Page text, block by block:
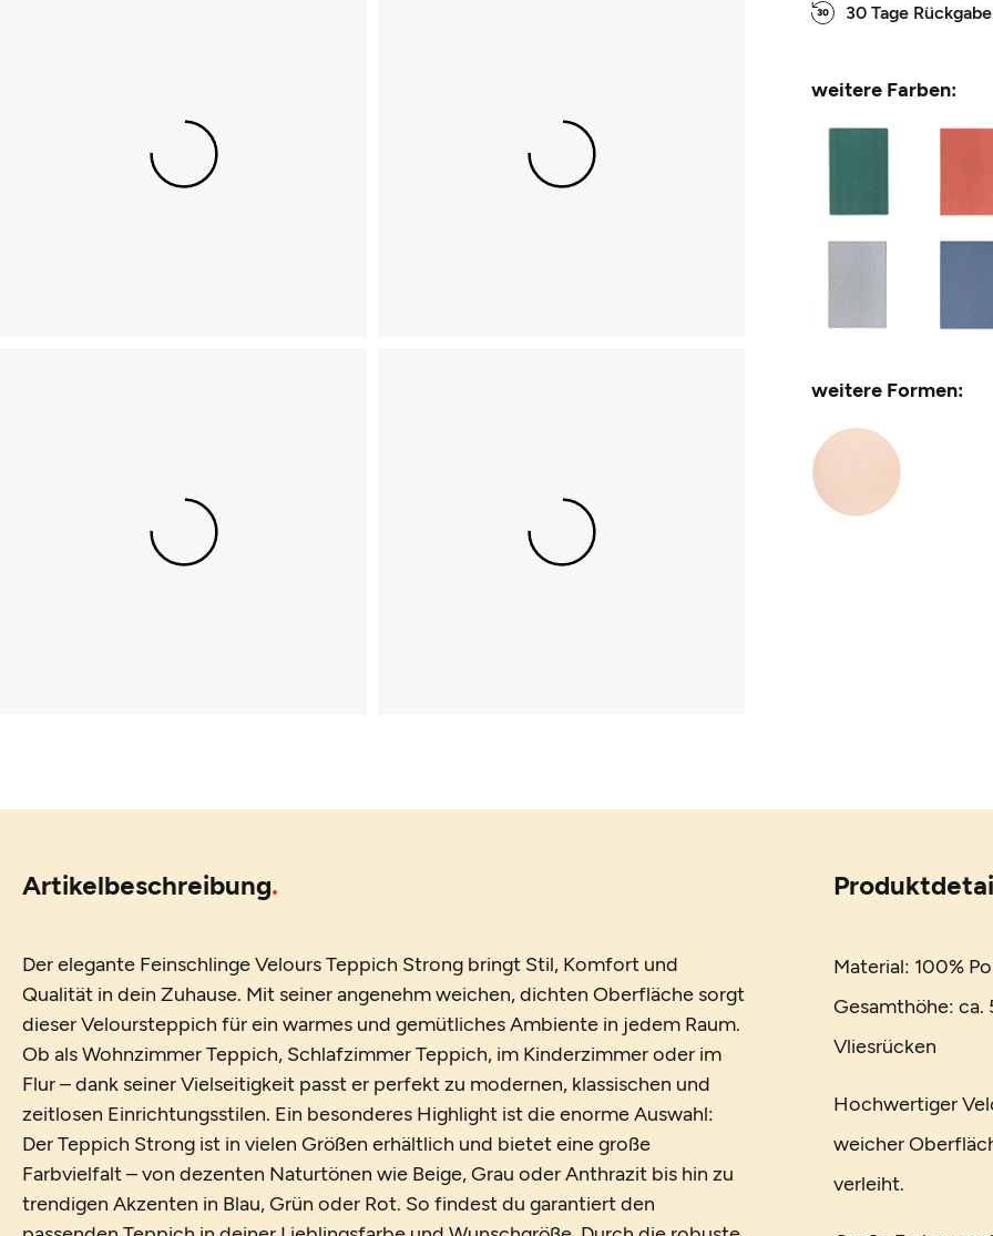
30 Tage
weitere Farben:
weitere Formen:
Artikelbeschreibung
Der elegante Feinschlinge Velours Teppich Strong bringt Stil, Komfort und
Qualität in dein Zuhause. Mit seiner angenehm weichen, dichten Oberfläche sorgt
dieser Veloursteppich für ein warmes und gemütliches Ambiente in jedem Raum.
Ob als Wohnzimmer Teppich, Schlafzimmer Teppich, im Kinderzimmer oder im
Flur – dank seiner Vielseitigkeit passt er perfekt zu modernen, klassischen und
zeitlosen Einrichtungsstilen. Ein besonderes Highlight ist die enorme Auswahl:
Der Teppich Strong ist in vielen Größen erhältlich und bietet eine große
Farbvielfalt – von dezenten Naturtönen wie Beige, Grau oder Anthrazit bis hin zu
trendigen Akzenten in Blau, Grün oder Rot. So findest du garantiert den
Material: 100%
Gesamthöhe: ca.
Vliesrücken
Hochwertiger
weicher
verleiht.